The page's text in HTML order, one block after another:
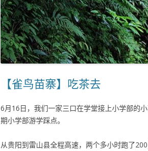
【雀鸟苗寨】吃茶去
6月16日，我们一家三口在学堂接上小学部的
期小学部游学踩点。
从贵阳到雷山县全程高速，两个多小时跑了